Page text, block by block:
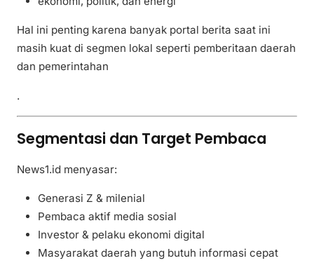
Hal ini penting karena banyak portal berita saat ini
masih kuat di segmen lokal seperti pemberitaan daerah
dan pemerintahan
.
Segmentasi dan Target Pembaca
News1.id menyasar:
Generasi Z & milenial
Pembaca aktif media sosial
Investor & pelaku ekonomi digital
Masyarakat daerah yang butuh informasi cepat